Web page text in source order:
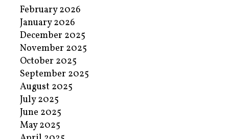
February 2026
January 2026
December 2025
November 2025
October 2025
September 2025
August 2025
July 2025
June 2025
May 2025